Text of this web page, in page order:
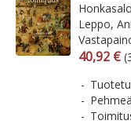
Leppo,
40,92 €